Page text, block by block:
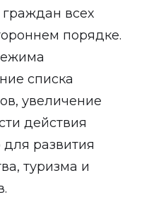
всех
порядке.
списка
увеличение
действия
для развития
туризма и